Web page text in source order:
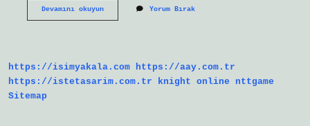
Devamını okuyunIsrailin
Yorum Bırak
https://isimyakala.com https://aay.com.tr
https://istetasarim.com.tr
knight online
nttgame
Sitemap